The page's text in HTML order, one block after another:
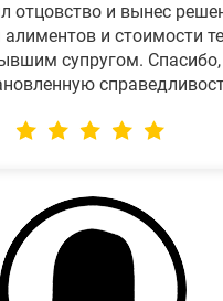
отцовство и вынес
и стоимости
супругом. Спасибо,